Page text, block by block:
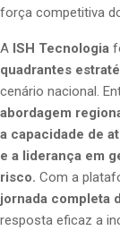
força competitiva
A ISH Tecnologia
quadrantes
cenário nacional.
abordagem
a capacidade de
e a liderança em
risco. Com a
jornada completa
resposta eficaz a